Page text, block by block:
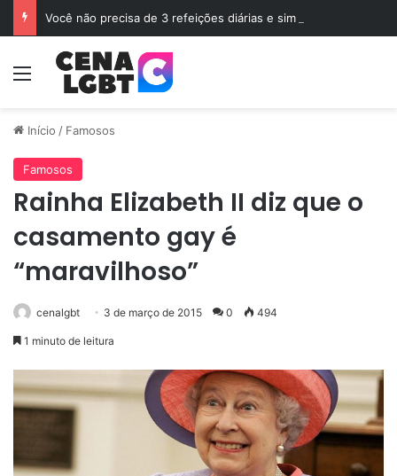
Você não precisa de 3 refeições diárias e sim de Jejum
Menu
Início / Famosos
Famosos
Rainha Elizabeth II diz que o
casamento gay é
“maravilhoso”
cenalgbt 3 de março de 2015 0 494
1 minuto de leitura